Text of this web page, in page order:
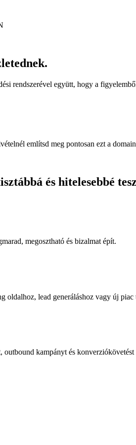
rendszerével együtt, hogy a
említsd meg pontosan ezt a
és hitelesebbé
megosztható és bizalmat épít.
oldalhoz, lead generáláshoz vagy új piac
kampányt és konverziókövetést